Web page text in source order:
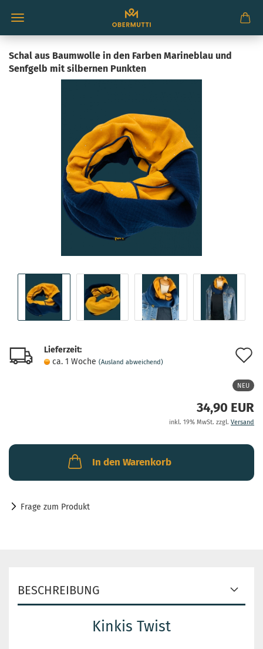
Schal aus Baumwolle in den Farben Marineblau und
Senfgelb mit silbernen Punkten
Lieferzeit:
ca. 1 Woche (Ausland abweichend)
NEU
34,90 EUR
inkl. 19% MwSt. zzgl. Versand
In den Warenkorb
Frage zum Produkt
BESCHREIBUNG
Kinkis Twist